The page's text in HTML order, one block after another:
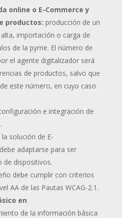
online o E-Commerce y
productos: producción de un
importación o carga de
de la pyme. El número de
el agente digitalizador será
de productos, salvo que
este número, en cuyo caso
e integración de
la solución de E-
adaptarse para ser
dispositivos.
debe cumplir con criterios
AA de las Pautas WCAG-2.1.
en
de la información básica